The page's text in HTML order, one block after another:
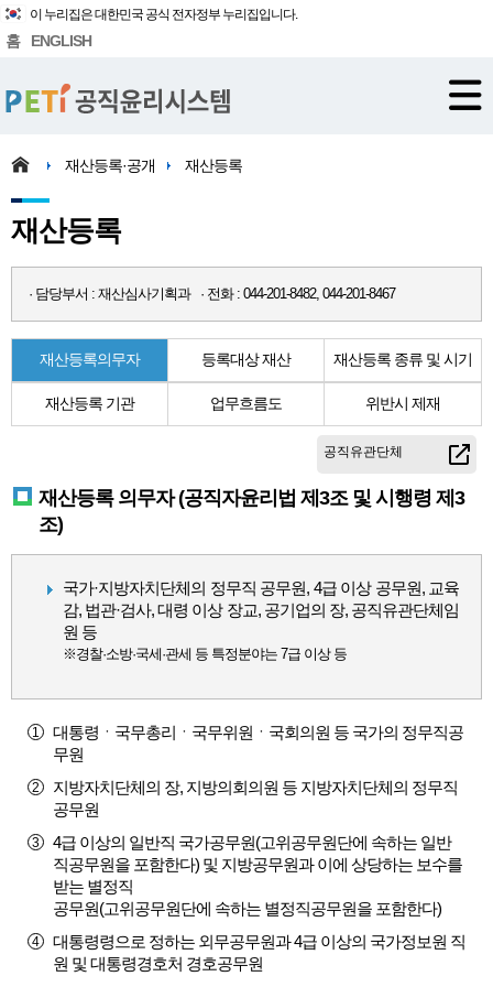
이 누리집은 대한민국 공식 전자정부 누리집입니다.
홈 ENGLISH
재산등록·공개 재산등록
재산등록
· 담당부서 : 재산심사기획과 · 전화 : 044-201-8482, 044-201-8467
재산등록의무자 등록대상 재산 재산등록 종류 및 시기
재산등록 기관 업무흐름도 위반시 제재
공직유관단체
재산등록 의무자 (공직자윤리법 제3조 및 시행령 제3
조)
국가·지방자치단체의 정무직 공무원, 4급 이상 공무원, 교육
감, 법관·검사, 대령 이상 장교, 공기업의 장, 공직유관단체임
원 등
※경찰·소방·국세·관세 등 특정분야는 7급 이상 등
대통령ㆍ국무총리ㆍ국무위원ㆍ국회의원 등 국가의 정무직공
무원
지방자치단체의 장, 지방의회의원 등 지방자치단체의 정무직
공무원
4급 이상의 일반직 국가공무원(고위공무원단에 속하는 일반
직공무원을 포함한다) 및 지방공무원과 이에 상당하는 보수를
받는 별정직
공무원(고위공무원단에 속하는 별정직공무원을 포함한다)
대통령령으로 정하는 외무공무원과 4급 이상의 국가정보원 직
원 및 대통령경호처 경호공무원